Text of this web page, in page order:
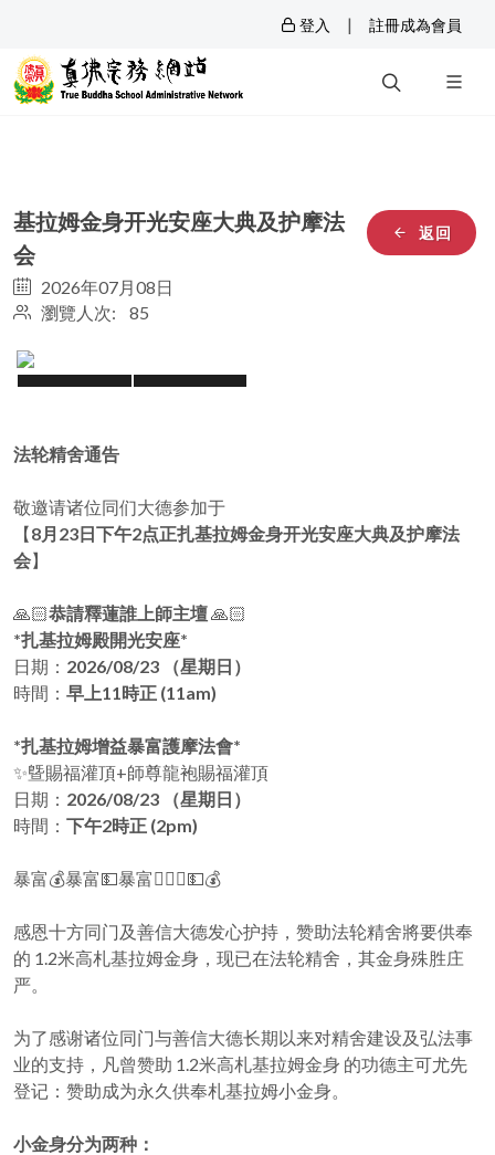
登入 | 註冊成為會員
返回
基拉姆金身开光安座大典及护摩法
会
2026年07月08日
瀏覽人次: 85
法轮精舍通告
敬邀请诸位同们大德参加于
【8月23日下午2点正扎基拉姆金身开光安座大典及护摩法
会】
🙏🏻恭請釋蓮誰上師主壇🙏🏻
*扎基拉姆殿開光安座*
日期： 2026/08/23 （星期日）
時間： 早上11時正 (11am)
*扎基拉姆增益暴富護摩法會*
✨曁賜福灌頂+師尊龍袍賜福灌頂
日期： 2026/08/23 （星期日）
時間： 下午2時正 (2pm)
暴富💰暴富💵暴富🪎🪎🪎💵💰
感恩十方同门及善信大德发心护持，赞助法轮精舍將要供奉
的 1.2米高札基拉姆金身，现已在法轮精舍，其金身殊胜庄
严。
为了感谢诸位同门与善信大德长期以来对精舍建设及弘法事
业的支持，凡曾赞助 1.2米高札基拉姆金身 的功德主可尤先
登记：赞助成为永久供奉札基拉姆小金身。
小金身分为两种：